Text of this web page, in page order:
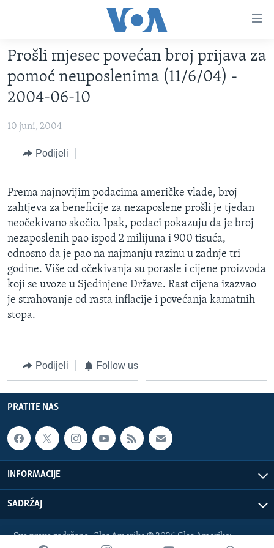
glavni
sadržaj
Pređi
na
glavnu
navigaciju
TV PROGRAM
VIDEO
VIJESTI
SJEDINJENE AMERIČKE DRŽAVE
SVIJET
NAUKA I TEHNOLOGIJA
KORUPCIJA
SLOBODA MEDIJA
ŽENSKA STRANA
IZBJEGLIČKA STRANA
MAGAZIN
O GLASU AMERIKE
PRATITE NAS
Jezici
Prošli mjesec povećan broj prijava za
pomoć neuposlenima (11/6/04) -
2004-06-10
10 juni, 2004
Podijeli
Prema najnovijim podacima američke vlade, broj
zahtjeva za beneficije za nezaposlene prošli je tjedan
neočekivano skočio. Ipak, podaci pokazuju da je broj
nezaposlenih pao ispod 2 milijuna i 900 tisuća,
odnosno da je pao na najmanju razinu u zadnje tri
godine. Više od očekivanja su porasle i cijene proizvoda
koji se uvoze u Sjedinjene Države. Rast cijena izazvao
je strahovanje od rasta inflacije i povećanja kamatnih
stopa.
Podijeli Follow us
PRATITE NAS
INFORMACIJE
SADRŽAJ
Sva prava zadržana. Glas Amerike © 2026 Glas Amerike: